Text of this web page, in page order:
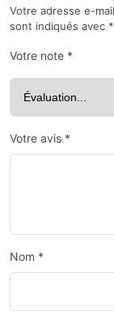
Votre adresse e-
sont indiqués avec *
Votre note *
Votre avis *
Nom *